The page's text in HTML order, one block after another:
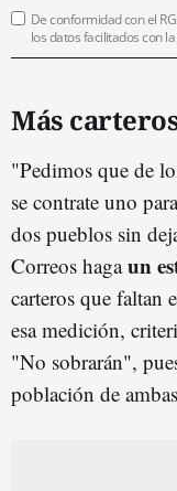
De conformidad con el
los datos facilitados con
Más
"Pedimos que de
se contrate uno
dos pueblos sin
Correos hagaun
carteros que faltan
esa medición,
"No sobrarán",
población de